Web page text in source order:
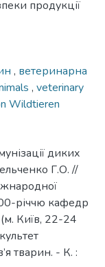
продукції
, ветеринарна
, veterinary
Wildtieren
диких
Г.О. //
річчю кафедр
Київ, 22-24
тварин. - К. :